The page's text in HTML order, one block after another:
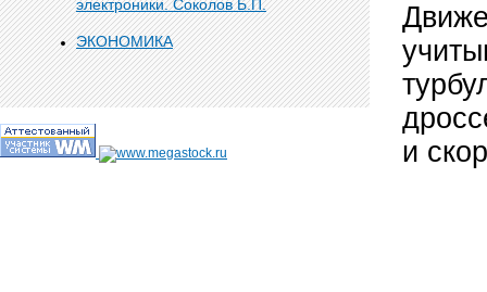
электроники. Соколов Б.П.
ЭКОНОМИКА
и